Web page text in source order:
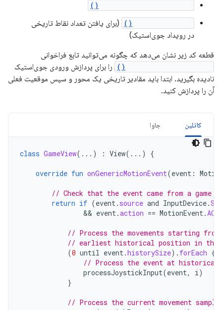
(برای یافتن تعداد نقاط تاریخی
در رویداد جوی‌استیک)
قطعه کد زیر نشان می‌دهد که چگونه می‌توانید تابع فراخوانی
را برای پردازش ورودی جوی‌استیک
نادیده بگیرید. ابتدا باید مقادیر تاریخی یک محور و سپس موقعیت فعلی
آن را پردازش کنید.
کاتلین جاوا
class GameView(...) : View(...) {
override fun onGenericMotionEvent(event :
// Check that the event came from a game
return if (event. source and InputDevice.
                &&
event.action == MotionEvent.
// Process the movements starting
// earliest historical position in the
(0 until event.historySize). forEach {
// Process the event at
processJoystickInput(event, i)
}
// Process the current movement